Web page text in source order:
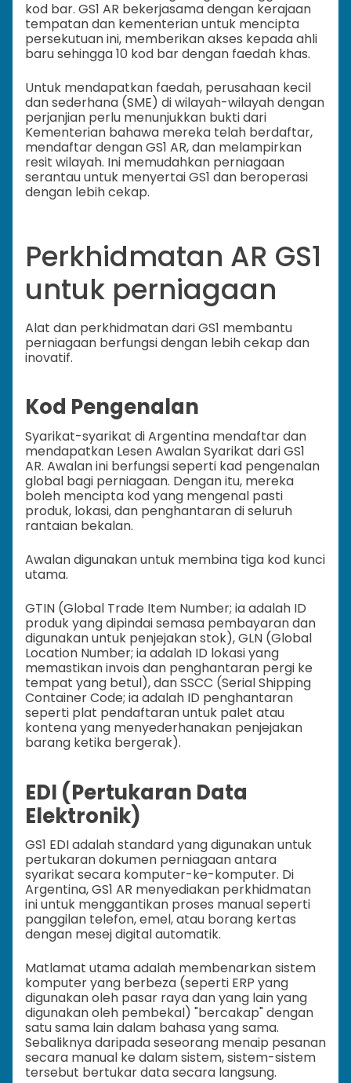
kod bar. GS1 AR bekerjasama dengan kerajaan
tempatan dan kementerian untuk mencipta
persekutuan ini, memberikan akses kepada ahli
baru sehingga 10 kod bar dengan faedah khas.
Untuk mendapatkan faedah, perusahaan kecil
dan sederhana (SME) di wilayah-wilayah dengan
perjanjian perlu menunjukkan bukti dari
Kementerian bahawa mereka telah berdaftar,
mendaftar dengan GS1 AR, dan melampirkan
resit wilayah. Ini memudahkan perniagaan
serantau untuk menyertai GS1 dan beroperasi
dengan lebih cekap.
Perkhidmatan AR GS1
untuk perniagaan
Alat dan perkhidmatan dari GS1 membantu
perniagaan berfungsi dengan lebih cekap dan
inovatif.
Kod Pengenalan
Syarikat-syarikat di Argentina mendaftar dan
mendapatkan Lesen Awalan Syarikat dari GS1
AR. Awalan ini berfungsi seperti kad pengenalan
global bagi perniagaan. Dengan itu, mereka
boleh mencipta kod yang mengenal pasti
produk, lokasi, dan penghantaran di seluruh
rantaian bekalan.
Awalan digunakan untuk membina tiga kod kunci
utama.
GTIN (Global Trade Item Number; ia adalah ID
produk yang dipindai semasa pembayaran dan
digunakan untuk penjejakan stok), GLN (Global
Location Number; ia adalah ID lokasi yang
memastikan invois dan penghantaran pergi ke
tempat yang betul), dan SSCC (Serial Shipping
Container Code; ia adalah ID penghantaran
seperti plat pendaftaran untuk palet atau
kontena yang menyederhanakan penjejakan
barang ketika bergerak).
EDI (Pertukaran Data
Elektronik)
GS1 EDI adalah standard yang digunakan untuk
pertukaran dokumen perniagaan antara
syarikat secara komputer-ke-komputer. Di
Argentina, GS1 AR menyediakan perkhidmatan
ini untuk menggantikan proses manual seperti
panggilan telefon, emel, atau borang kertas
dengan mesej digital automatik.
Matlamat utama adalah membenarkan sistem
komputer yang berbeza (seperti ERP yang
digunakan oleh pasar raya dan yang lain yang
digunakan oleh pembekal) "bercakap" dengan
satu sama lain dalam bahasa yang sama.
Sebaliknya daripada seseorang menaip pesanan
secara manual ke dalam sistem, sistem-sistem
tersebut bertukar data secara langsung.